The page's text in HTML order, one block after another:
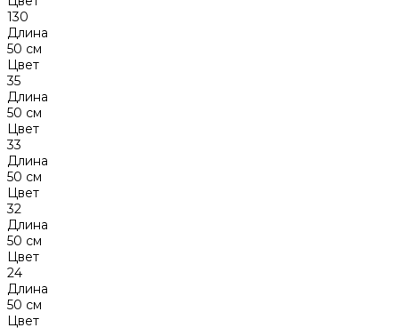
130
Длина
50 см
Цвет
35
Длина
50 см
Цвет
33
Длина
50 см
Цвет
32
Длина
50 см
Цвет
24
Длина
50 см
Цвет